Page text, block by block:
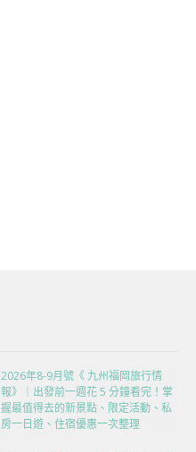
2026年8-9月號《 九州福岡旅行情
報》｜出發前一週花 5 分鐘看完！掌
握最值得去的新景點、限定活動、私
房一日遊、住宿優惠一次整理